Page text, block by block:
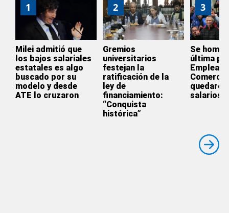
1
Milei admitió que
los bajos salariales
estatales es algo
buscado por su
modelo y desde
ATE lo cruzaron
2
Gremios
universitarios
festejan la
ratificación de la
ley de
financiamiento:
“Conquista
histórica”
3
Se
última
salarios